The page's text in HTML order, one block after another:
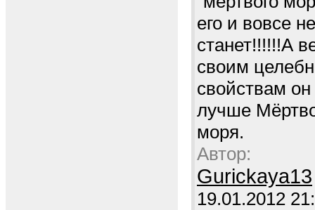
его и вовсе не
станет!!!!!!А
своим
свойствам
лучше
моря.
Автор:
Gurickaya13
19.01.2012